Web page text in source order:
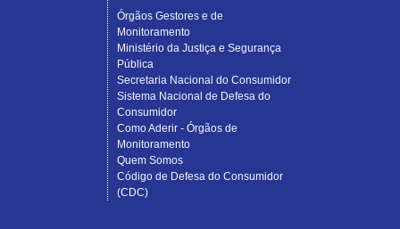
Órgãos Gestores e de
Monitoramento
Ministério da Justiça e Segurança
Pública
Secretaria Nacional do Consumidor
Sistema Nacional de Defesa do
Consumidor
Como Aderir - Órgãos de
Monitoramento
Quem Somos
Código de Defesa do Consumidor
(CDC)